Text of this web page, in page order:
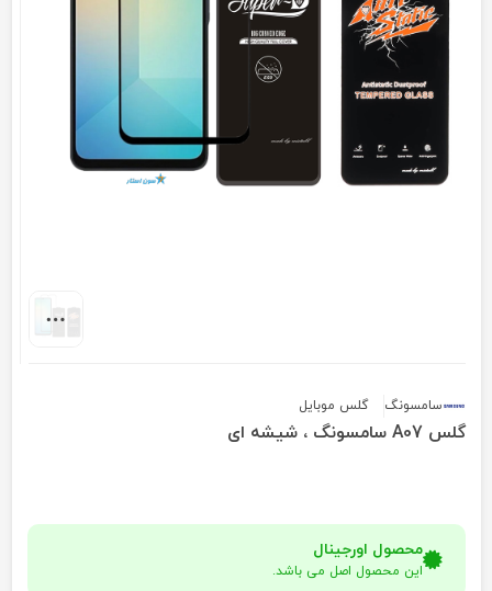
سامسونگ گلس موبایل
گلس A07 سامسونگ ، شیشه ای
محصول اورجینال
این محصول اصل می باشد.